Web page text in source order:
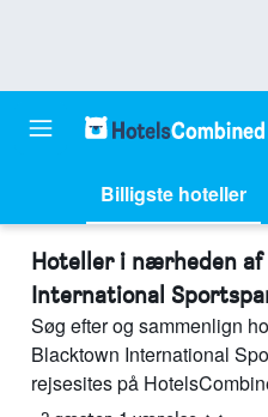
Billigste hoteller
Hoteller i nærheden af
International
Søg efter og sammenlign
Blacktown International
rejsesites på